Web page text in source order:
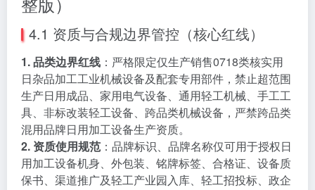
4.1 资质与合规边界管控（核心红线）
1. 品类边界红线 ：严格限定仅生产销售0718类核实用
日杂品加工工业机械设备及配套专用部件，禁止超范围
生产日用成品、家用电气设备、通用轻工机械、手工工
具、非标改装轻工设备、跨品类机械设备，严禁跨品类
混用品牌日用加工设备生产资质。
2. 资质使用规范 ：品牌标识、品牌名称仅可用于授权日
用加工设备机身、外包装、铭牌标签、合格证、设备质
保书、渠道推广及轻工产业园入库、轻工招投标、政企